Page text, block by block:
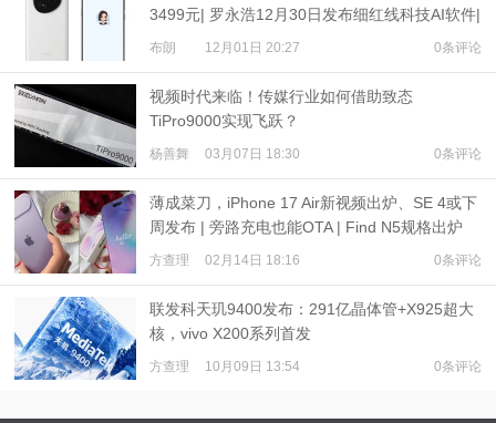
3499元| 罗永浩12月30日发布细红线科技AI软件|
豪威2亿像素CMOS爆料
布朗 12月01日 20:27 0条评论
视频时代来临！传媒行业如何借助致态
TiPro9000实现飞跃？
杨善舞 03月07日 18:30 0条评论
薄成菜刀，iPhone 17 Air新视频出炉、SE 4或下
周发布 | 旁路充电也能OTA | Find N5规格出炉
方查理 02月14日 18:16 0条评论
联发科天玑9400发布：291亿晶体管+X925超大
核，vivo X200系列首发
方查理 10月09日 13:54 0条评论